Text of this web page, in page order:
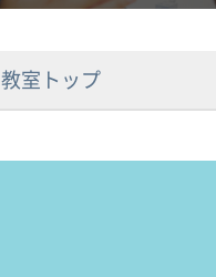
教室トップ